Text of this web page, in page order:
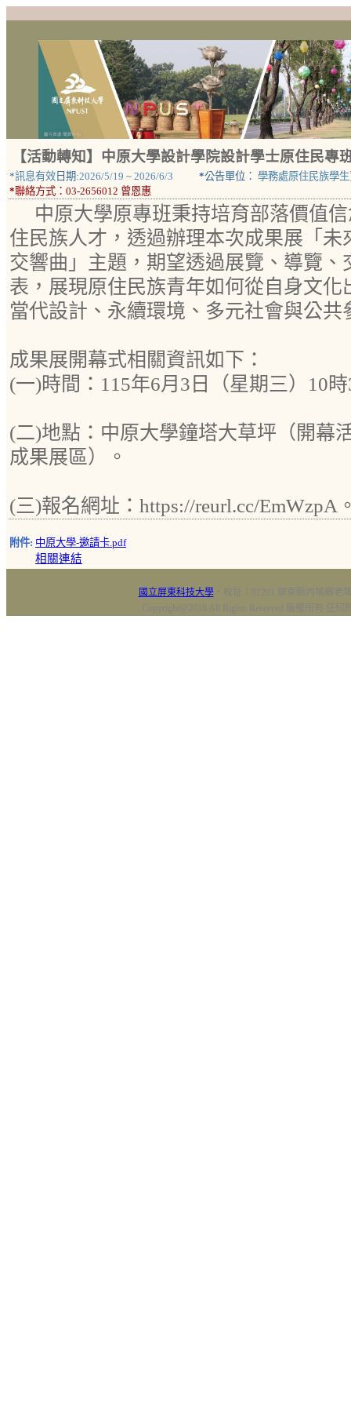
【活動轉知】中原大學設計學院設計學士原住民
*訊息有效 日期:2026/5/19 ~ 2026/6/3 *公告單位： 學務處原住民族學
*聯絡方式： 03-2656012 曾恩惠
中原大學原專班秉持培育部落價值
住民族人才，透過辦理本次成果展「
交響曲」主題，期望透過展覽、導覽
表，展現原住民族青年如何從自身文化
當代設計、永續環境、多元社會與公共
成果展開幕式相關資訊如下：
(一)時間：115年6月3日（星期三）10
(二)地點：中原大學鐘塔大草坪（開幕
成果展區）。
(三)報名網址：https://reurl.cc/EmWzpA
附件: 中原大學-邀請卡.pdf
相關連結
國立屏東科技大學‧校址：91201 屏東縣內埔鄉老